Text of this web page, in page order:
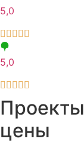
5,0
5,0
цены